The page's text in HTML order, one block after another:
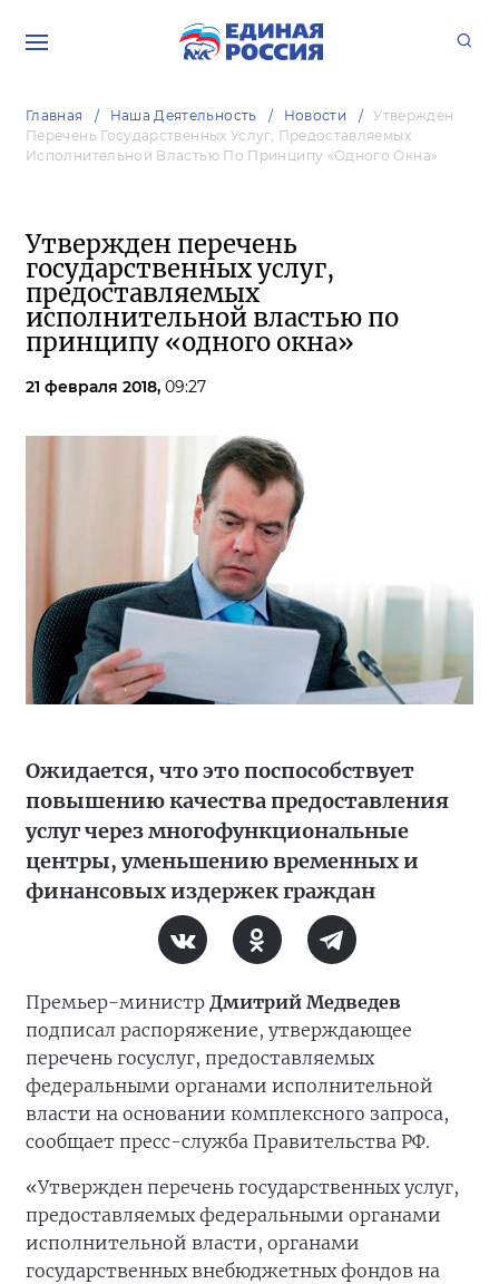
Главная Наша Деятельность Новости
Утвержден
Перечень Государственных Услуг, Предоставляемых
Исполнительной Властью По Принципу «одного Окна»
Утвержден перечень
государственных услуг,
предоставляемых
исполнительной властью по
принципу «одного окна»
21 февраля 2018, 09:27
Ожидается, что это поспособствует
повышению качества предоставления
услуг через многофункциональные
центры, уменьшению временных и
финансовых издержек граждан
Премьер-министр Дмитрий Медведев
подписал распоряжение, утверждающее
перечень госуслуг, предоставляемых
федеральными органами исполнительной
власти на основании комплексного запроса,
сообщает пресс-служба Правительства РФ.
«Утвержден перечень государственных услуг,
предоставляемых федеральными органами
исполнительной власти, органами
государственных внебюджетных фондов на